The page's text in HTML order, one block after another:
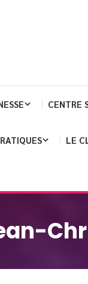
CENTRE
LE